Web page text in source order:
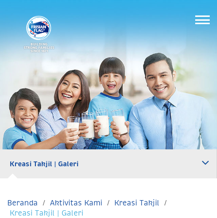
BUILDING
STRONG FAMILIES
SINCE 1871
Kreasi Takjil | Galeri
Beranda Aktivitas Kami
Kreasi Takjil
Kreasi Takjil | Galeri